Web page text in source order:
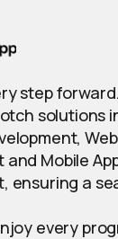
step
solutions
Web
and Mobile
ensuring a
every